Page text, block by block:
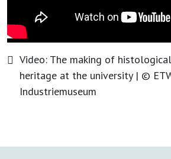
Video: The making of
heritage at the university | ©
Industriemuseum